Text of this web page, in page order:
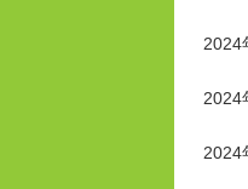
2024
2024
2024